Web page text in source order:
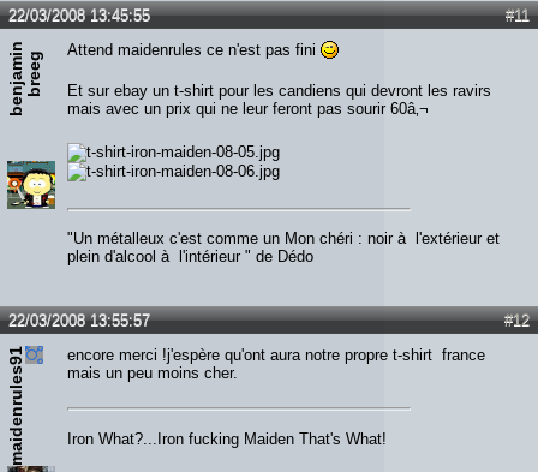
#11
22/03/2008 13:45:55
b
e
n
j
a
mi
n
b
r
e
eg
Attend maidenrules ce n'est pas fini
Et sur ebay un t-shirt pour les candiens qui devront les ravirs
mais avec un prix qui ne leur feront pas sourir 60â‚¬
"Un métalleux c'est comme un Mon chéri : noir à l'extérieur et
plein d'alcool à l'intérieur " de Dédo
#12
22/03/2008 13:55:57
maidenrules91
encore merci !j'espère qu'ont aura notre propre t-shirt france
mais un peu moins cher.
Iron What?...Iron fucking Maiden That's What!